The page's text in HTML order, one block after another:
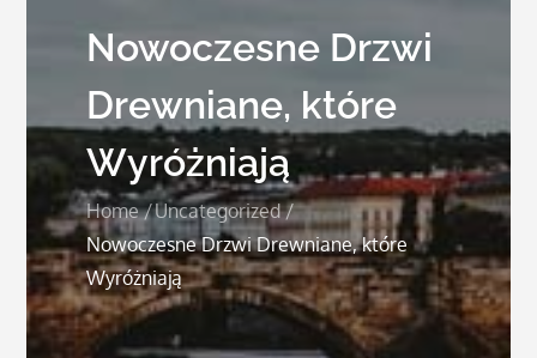
Nowoczesne Drzwi
Drewniane, które
Wyróżniają
Home
Uncategorized
Nowoczesne Drzwi Drewniane, które
Wyróżniają